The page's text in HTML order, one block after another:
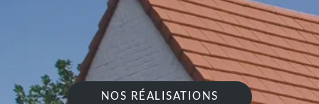
NOS RÉALISATIONS